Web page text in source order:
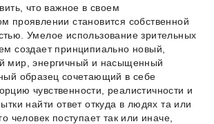
что важное в своем
проявлении становится собственной
Умелое использование зрительных
создает принципиально новый,
мир, энергичный и насыщенный
образец сочетающий в себе
чувственности, реалистичности и
найти ответ откуда в людях та или
человек поступает так или иначе,